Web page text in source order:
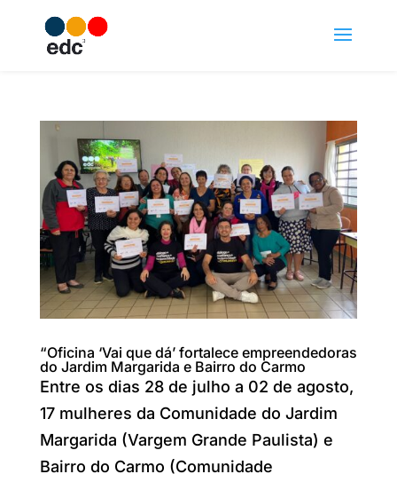
“Oficina ‘Vai que dá’ fortalece empreendedoras
do Jardim Margarida e Bairro do Carmo
Entre os dias 28 de julho a 02 de agosto,
17 mulheres da Comunidade do Jardim
Margarida (Vargem Grande Paulista) e
Bairro do Carmo (Comunidade